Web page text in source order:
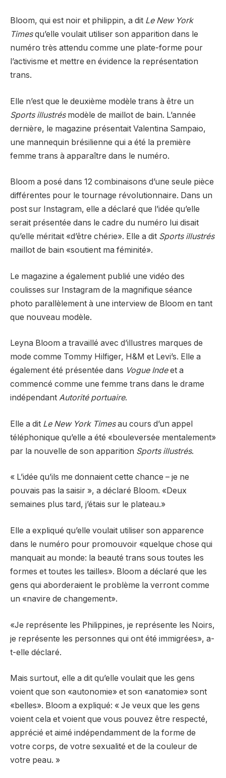
Bloom, qui est noir et philippin, a dit Le New York
Timesqu’elle voulait utiliser son apparition dans le
numéro très attendu comme une plate-forme pour
l’activisme et mettre en évidence la représentation
trans.
Elle n’est que le deuxième modèle trans à être un
Sports illustrésmodèle de maillot de bain. L’année
dernière, le magazine présentait Valentina Sampaio,
une mannequin brésilienne qui a été la première
femme trans à apparaître dans le numéro.
Bloom a posé dans 12 combinaisons d’une seule pièce
différentes pour le tournage révolutionnaire. Dans un
post sur Instagram, elle a déclaré que l’idée qu’elle
serait présentée dans le cadre du numéro lui disait
qu’elle méritait «d’être chérie». Elle a dit Sports illustrés
maillot de bain «soutient ma féminité».
Le magazine a également publié une vidéo des
coulisses sur Instagram de la magnifique séance
photo parallèlement à une interview de Bloom en tant
que nouveau modèle.
Leyna Bloom a travaillé avec d’illustres marques de
mode comme Tommy Hilfiger, H&M et Levi’s. Elle a
également été présentée dans Vogue Indeet a
commencé comme une femme trans dans le drame
indépendant Autorité portuaire.
Elle a dit Le New York Timesau cours d’un appel
téléphonique qu’elle a été «bouleversée mentalement»
par la nouvelle de son apparition Sports illustrés.
« L’idée qu’ils me donnaient cette chance – je ne
pouvais pas la saisir », a déclaré Bloom. «Deux
semaines plus tard, j’étais sur le plateau.»
Elle a expliqué qu’elle voulait utiliser son apparence
dans le numéro pour promouvoir «quelque chose qui
manquait au monde: la beauté trans sous toutes les
formes et toutes les tailles». Bloom a déclaré que les
gens qui aborderaient le problème la verront comme
un «navire de changement».
«Je représente les Philippines, je représente les Noirs,
je représente les personnes qui ont été immigrées», a-
t-elle déclaré.
Mais surtout, elle a dit qu’elle voulait que les gens
voient que son «autonomie» et son «anatomie» sont
«belles». Bloom a expliqué: « Je veux que les gens
voient cela et voient que vous pouvez être respecté,
apprécié et aimé indépendamment de la forme de
votre corps, de votre sexualité et de la couleur de
votre peau. »